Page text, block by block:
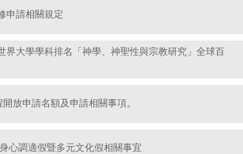
申請相關規定
界大學學科排名「神學、神聖性與宗教研究」全球百
放申請名額及申請相關事項。
心調適假暨多元文化假相關事宜